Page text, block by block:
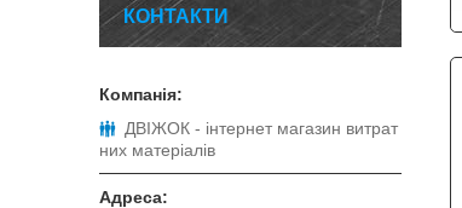
КОНТАКТИ
ДВІЖОК - інтернет магазин витрат
них матеріалів